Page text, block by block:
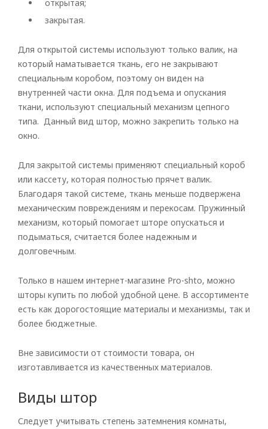
открытая;
закрытая.
Для открытой системы используют только валик, на
который наматывается ткань, его не закрывают
специальным коробом, поэтому он виден на
внутренней части окна. Для подъема и опускания
ткани, используют специальный механизм цепного
типа. Данный вид штор, можно закрепить только на
окно.
Для закрытой системы применяют специальный короб
или кассету, которая полностью прячет валик.
Благодаря такой системе, ткань меньше подвержена
механическим повреждениям и перекосам. Пружинный
механизм, который помогает шторе опускаться и
подыматься, считается более надежным и
долговечным.
Только в нашем интернет-магазине Pro-shto, можно
шторы купить по любой удобной цене. В ассортименте
есть как дорогостоящие материалы и механизмы, так и
более бюджетные.
Вне зависимости от стоимости товара, он
изготавливается из качественных материалов.
Виды штор
Следует учитывать степень затемнения комнаты,